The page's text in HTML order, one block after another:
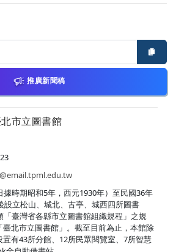
推廣新聞稿
市立圖書館
時期昭和5年，西元1930年）至民國36年
設立松山、城北、古亭、城西四所圖書
「臺灣省各縣市立圖書館組織規程」之規
北市立圖書館」。截至目前為止，本館除
有43所分館、12所民眾閱覽室、7所智慧